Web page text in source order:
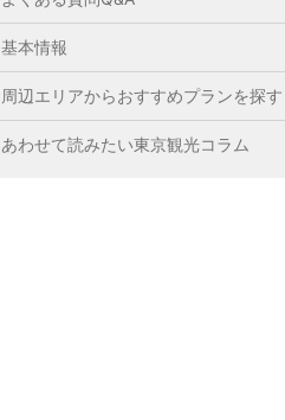
基本情報
周辺エリアからおすすめプランを探す
あわせて読みたい東京観光コラム